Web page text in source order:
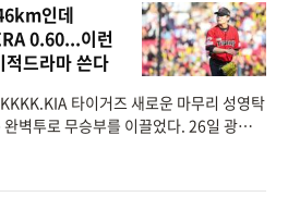
인데
0.60...이런
드라마 쓴다
타이거즈 새로운 마무리 성영탁
벽투로 무승부를 이끌었다. 26일 광주-